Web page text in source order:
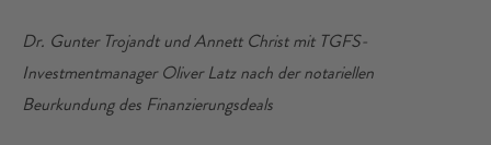
Dr. Gunter Trojandt und Annett Christ mit TGFS-
Investmentmanager Oliver Latz nach der notariellen
Beurkundung des Finanzierungsdeals